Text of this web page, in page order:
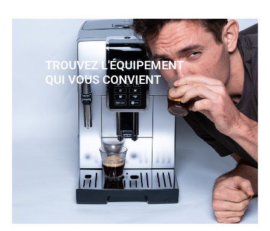
TROUVEZ L'ÉQUIPEMENT
QUI VOUS CONVIENT